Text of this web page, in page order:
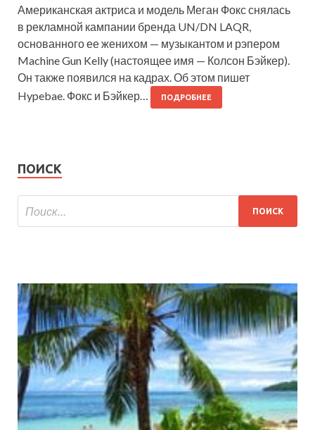
Американская актриса и модель Меган Фокс снялась
в рекламной кампании бренда UN/DN LAQR,
основанного ее женихом — музыкантом и рэпером
Machine Gun Kelly (настоящее имя — Колсон Бэйкер).
Он также появился на кадрах. Об этом пишет
Hypebae. Фокс и Бэйкер…
ПОДРОБНЕЕ
ПОИСК